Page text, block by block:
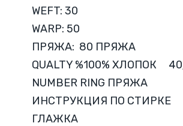
WEFT: 30
WARP: 50
ПРЯЖА: 80 ПРЯЖА
QUALTY %100% ХЛОПОК
NUMBER RING ПРЯЖА
ИНСТРУКЦИЯ ПО СТИРКЕ
ГЛАЖКА